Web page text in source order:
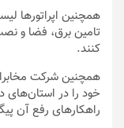
همچنین اپراتورها
تامین برق، فضا و
کنند.
همچنین شرکت
خود را در استان‌های
راهکارهای رفع آن